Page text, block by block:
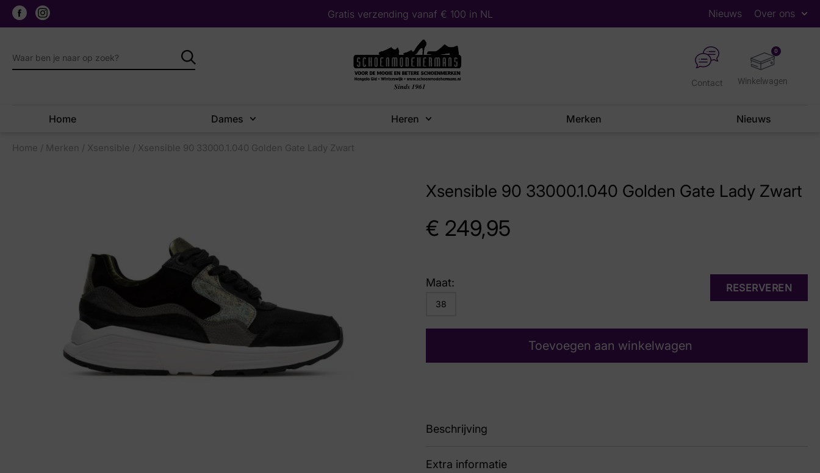
Gratis verzending vanaf € 100 in NL Nieuws Over ons
0
Contact
Home Dames Heren Merken Nieuws
Home / Merken / Xsensible / Xsensible 90 33000.1.040 Golden Gate Lady Zwart
Xsensible 90 33000.1.040 Golden Gate Lady Zwart
€ 249,95
RESERVEREN
Maat:
38
Toevoegen aan winkelwagen
Beschrijving
90 33000.1.040 Golden Gate Lady
Extra informatie